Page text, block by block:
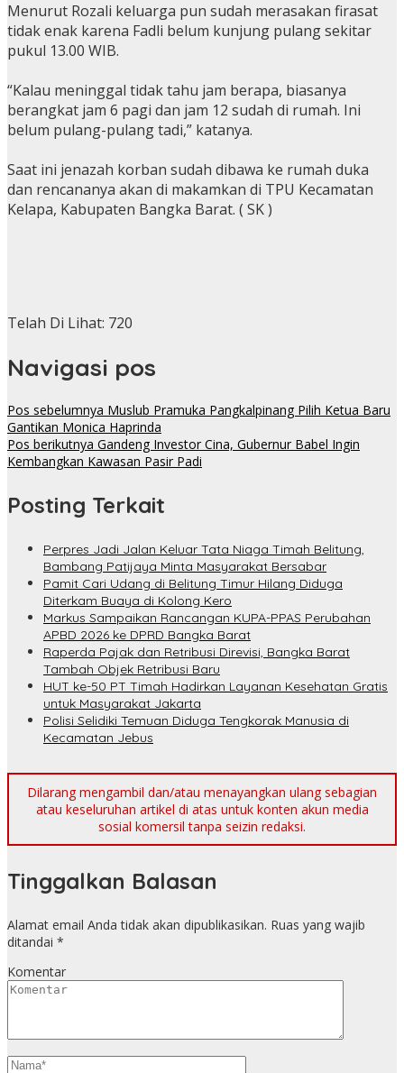
Menurut Rozali keluarga pun sudah merasakan firasat
tidak enak karena Fadli belum kunjung pulang sekitar
pukul 13.00 WIB.
“Kalau meninggal tidak tahu jam berapa, biasanya
berangkat jam 6 pagi dan jam 12 sudah di rumah. Ini
belum pulang-pulang tadi,” katanya.
Saat ini jenazah korban sudah dibawa ke rumah duka
dan rencananya akan di makamkan di TPU Kecamatan
Kelapa, Kabupaten Bangka Barat. ( SK )
Telah Di Lihat: 720
Navigasi pos
Pos sebelumnya Muslub Pramuka Pangkalpinang Pilih Ketua Baru
Gantikan Monica Haprinda
Pos berikutnya Gandeng Investor Cina, Gubernur Babel Ingin
Kembangkan Kawasan Pasir Padi
Posting Terkait
Perpres Jadi Jalan Keluar Tata Niaga Timah Belitung,
Bambang Patijaya Minta Masyarakat Bersabar
Pamit Cari Udang di Belitung Timur Hilang Diduga
Diterkam Buaya di Kolong Kero
Markus Sampaikan Rancangan KUPA-PPAS Perubahan
APBD 2026 ke DPRD Bangka Barat
Raperda Pajak dan Retribusi Direvisi, Bangka Barat
Tambah Objek Retribusi Baru
HUT ke-50 PT Timah Hadirkan Layanan Kesehatan Gratis
untuk Masyarakat Jakarta
Polisi Selidiki Temuan Diduga Tengkorak Manusia di
Kecamatan Jebus
Dilarang mengambil dan/atau menayangkan ulang sebagian
atau keseluruhan artikel di atas untuk konten akun media
sosial komersil tanpa seizin redaksi.
Tinggalkan Balasan
Alamat email Anda tidak akan dipublikasikan. Ruas yang wajib
ditandai *
Komentar